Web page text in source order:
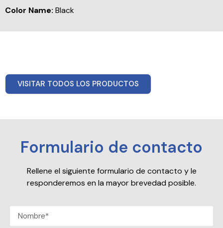
Color Name: Black
VISITAR TODOS LOS PRODUCTOS
Formulario de contacto
Rellene el siguiente formulario de contacto y le
responderemos en la mayor brevedad posible.